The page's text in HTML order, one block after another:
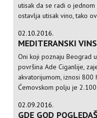
utisak da se radi o
ostavlja utisak vino, tako
02.10.2016.
MEDITERANSKI
Oni koji poznaju Beograd
površina Ade Ciganlije,
akvatorijumom, iznosi 800
Ćemovskom polju je
02.09.2016.
GDE GOD